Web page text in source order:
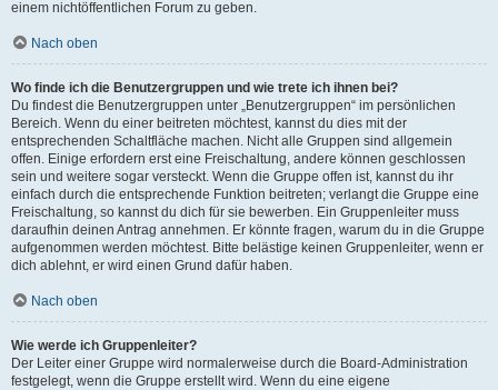
einem nichtöffentlichen Forum zu geben.
Nach oben
Wo finde ich die Benutzergruppen und wie trete ich ihnen bei?
Du findest die Benutzergruppen unter „Benutzergruppen“ im persönlichen
Bereich. Wenn du einer beitreten möchtest, kannst du dies mit der
entsprechenden Schaltfläche machen. Nicht alle Gruppen sind allgemein
offen. Einige erfordern erst eine Freischaltung, andere können geschlossen
sein und weitere sogar versteckt. Wenn die Gruppe offen ist, kannst du ihr
einfach durch die entsprechende Funktion beitreten; verlangt die Gruppe eine
Freischaltung, so kannst du dich für sie bewerben. Ein Gruppenleiter muss
daraufhin deinen Antrag annehmen. Er könnte fragen, warum du in die Gruppe
aufgenommen werden möchtest. Bitte belästige keinen Gruppenleiter, wenn er
dich ablehnt, er wird einen Grund dafür haben.
Nach oben
Wie werde ich Gruppenleiter?
Der Leiter einer Gruppe wird normalerweise durch die Board-Administration
festgelegt, wenn die Gruppe erstellt wird. Wenn du eine eigene